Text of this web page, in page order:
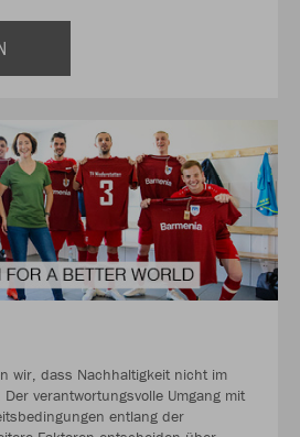
wir, dass Nachhaltigkeit nicht im
verantwortungsvolle Umgang mit
entlang der